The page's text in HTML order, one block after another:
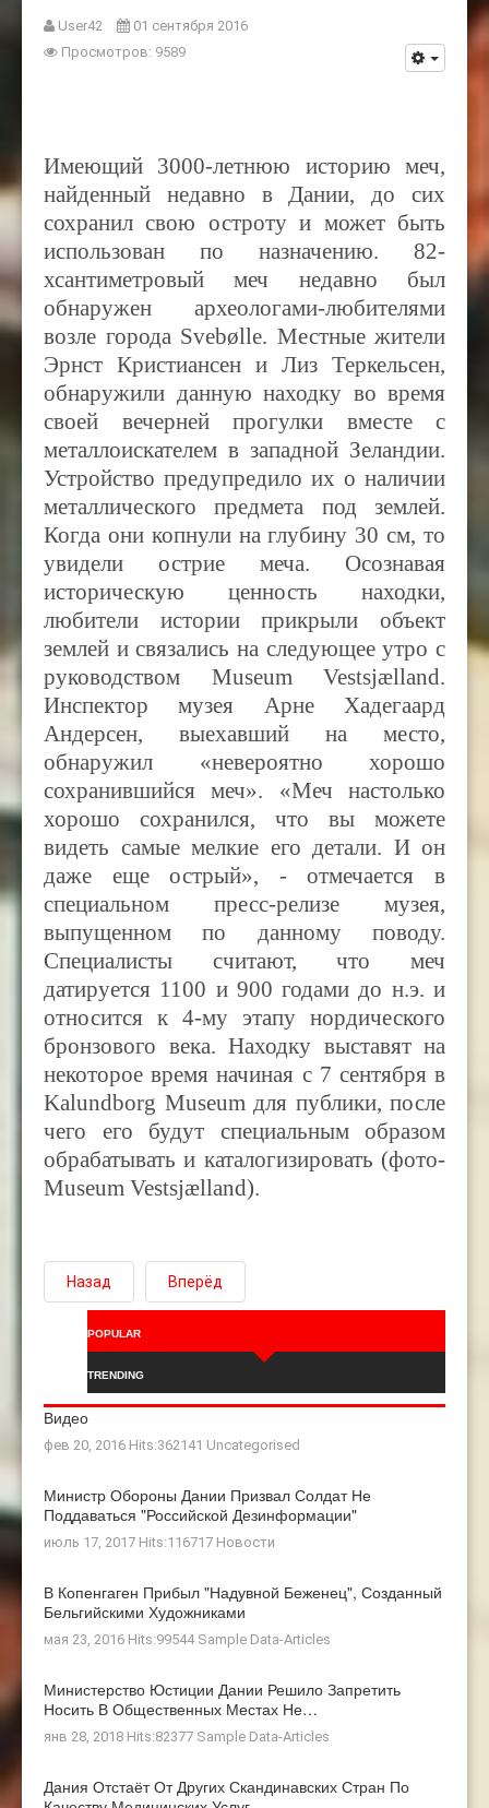
User42
01 сентября 2016
Просмотров: 9589
Имеющий 3000-летнюю историю меч,
найденный недавно в Дании, до сих
сохранил свою остроту и может быть
использован по назначению. 82-
хсантиметровый меч недавно был
обнаружен археологами-любителями
возле города Svebølle. Местные жители
Эрнст Кристиансен и Лиз Теркельсен,
обнаружили данную находку во время
своей вечерней прогулки вместе с
металлоискателем в западной Зеландии.
Устройство предупредило их о наличии
металлического предмета под землей.
Когда они копнули на глубину 30 см, то
увидели острие меча. Осознавая
историческую ценность находки,
любители истории прикрыли объект
землей и связались на следующее утро с
руководством Museum Vestsjælland.
Инспектор музея Арне Хадегаард
Андерсен, выехавший на место,
обнаружил «невероятно хорошо
сохранившийся меч». «Меч настолько
хорошо сохранился, что вы можете
видеть самые мелкие его детали. И он
даже еще острый», - отмечается в
специальном пресс-релизе музея,
выпущенном по данному поводу.
Специалисты считают, что меч
датируется 1100 и 900 годами до н.э. и
относится к 4-му этапу нордического
бронзового века. Находку выставят на
некоторое время начиная с 7 сентября в
Kalundborg Museum для публики, после
чего его будут специальным образом
обрабатывать и каталогизировать (фото-
Museum Vestsjælland).
Назад Вперёд
POPULAR
TRENDING
Видео
фев 20, 2016 Hits:362141 Uncategorised
Министр Обороны Дании Призвал Солдат Не
Поддаваться "российской Дезинформации"
июль 17, 2017 Hits:116717 Новости
В Копенгаген Прибыл "Надувной Беженец", Созданный
Бельгийскими Художниками
мая 23, 2016 Hits:99544 Sample Data-Articles
Министерство Юстиции Дании Решило Запретить
Носить В Общественных Местах Не…
янв 28, 2018 Hits:82377 Sample Data-Articles
Дания Отстаёт От Других Скандинавских Стран По